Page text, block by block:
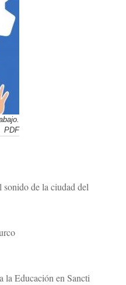
PDF
de la ciudad del
la Educación en Sancti